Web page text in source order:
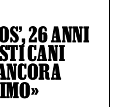
26 ANNI
CANI